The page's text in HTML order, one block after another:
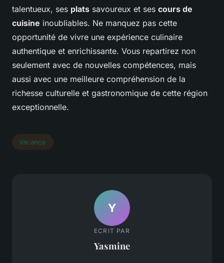
talentueux, ses plats savoureux et ses cours de
cuisine inoubliables. Ne manquez pas cette
opportunité de vivre une expérience culinaire
authentique et enrichissante. Vous repartirez non
seulement avec de nouvelles compétences, mais
aussi avec une meilleure compréhension de la
richesse culturelle et gastronomique de cette région
exceptionnelle.
Vacance
Y
ECRIT PAR
Yasmine